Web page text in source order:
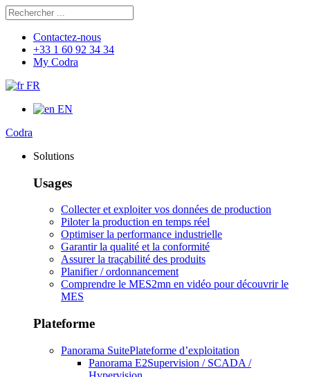
Rechercher
Contactez-nous
+33 1 60 92 34 34
My Codra
FR
EN
Codra
Solutions
Usages
Collecter et exploiter vos données de production
Piloter la production en temps réel
Optimiser la performance industrielle
Garantir la qualité et la conformité
Assurer la traçabilité des produits
Planifier / ordonnancement
Comprendre le MES2mn en vidéo pour découvrir le
MES
Plateforme
Panorama SuitePlateforme d’exploitation
Panorama E2Supervision / SCADA /